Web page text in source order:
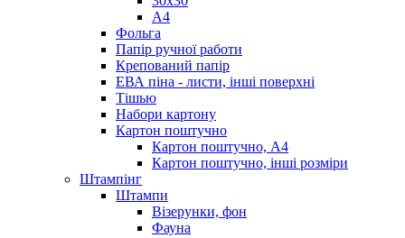
А4
Фольга
Папір ручної работи
Крепований папір
ЕВА піна - листи, інші поверхні
Тішью
Набори картону
Картон поштучно
Картон поштучно, А4
Картон поштучно, інші розміри
Штампінг
Штампи
Візерунки, фон
Фауна